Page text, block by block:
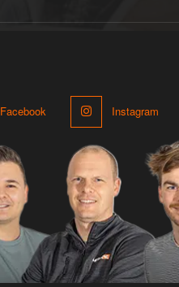
Facebook Instagram